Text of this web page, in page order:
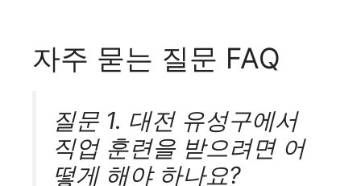
자주 묻는 질문 FAQ
질문 1. 대전 유성구에서
직업 훈련을 받으려면 어
떻게 해야 하나요?